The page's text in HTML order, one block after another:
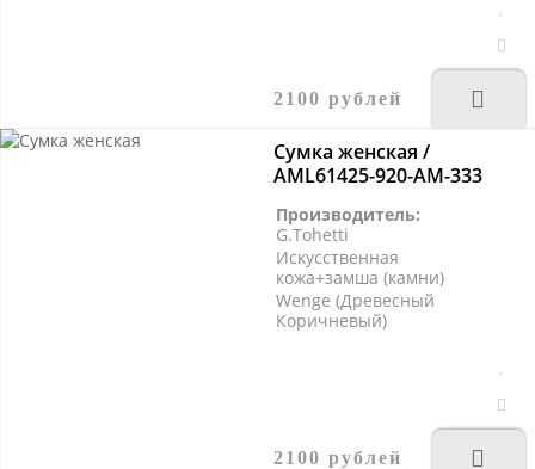
2100 рублей
Сумка женская /
AML61425-920-AM-333
Производитель:
G.Tohetti
Искусственная
кожа+замша (камни)
Wenge (Древесный
Коричневый)
2100 рублей